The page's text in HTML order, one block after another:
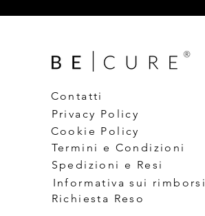
Contatti
Privacy Policy
Cookie Policy
Termini e Condizioni
Spedizioni e Resi
Informativa sui rimborsi
Richiesta Reso